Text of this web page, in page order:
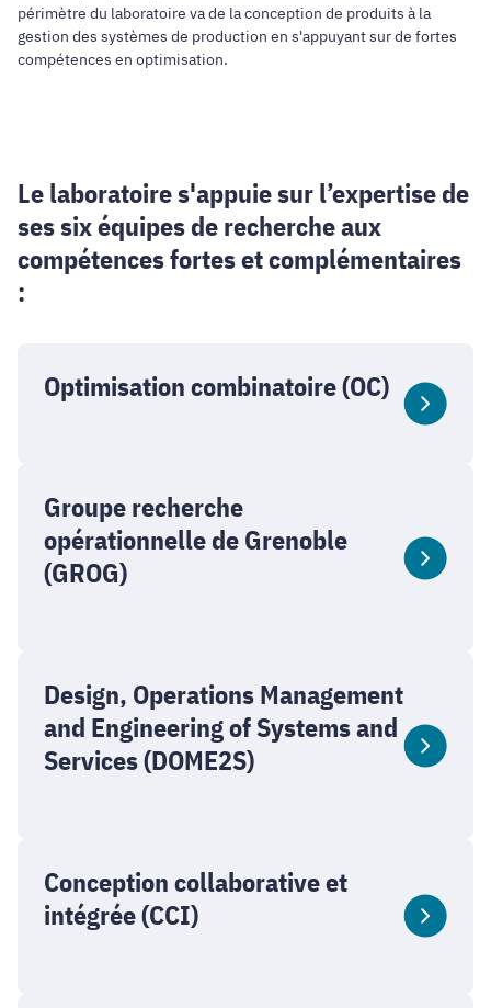
périmètre du laboratoire va de la conception de produits à la
gestion des systèmes de production en s'appuyant sur de fortes
compétences en optimisation.
Le laboratoire s'appuie sur l’expertise de
ses six équipes de recherche aux
compétences fortes et complémentaires
:
Optimisation combinatoire (OC)
Groupe recherche
opérationnelle de Grenoble
(GROG)
Design, Operations Management
and Engineering of Systems and
Services (DOME2S)
Conception collaborative et
intégrée (CCI)